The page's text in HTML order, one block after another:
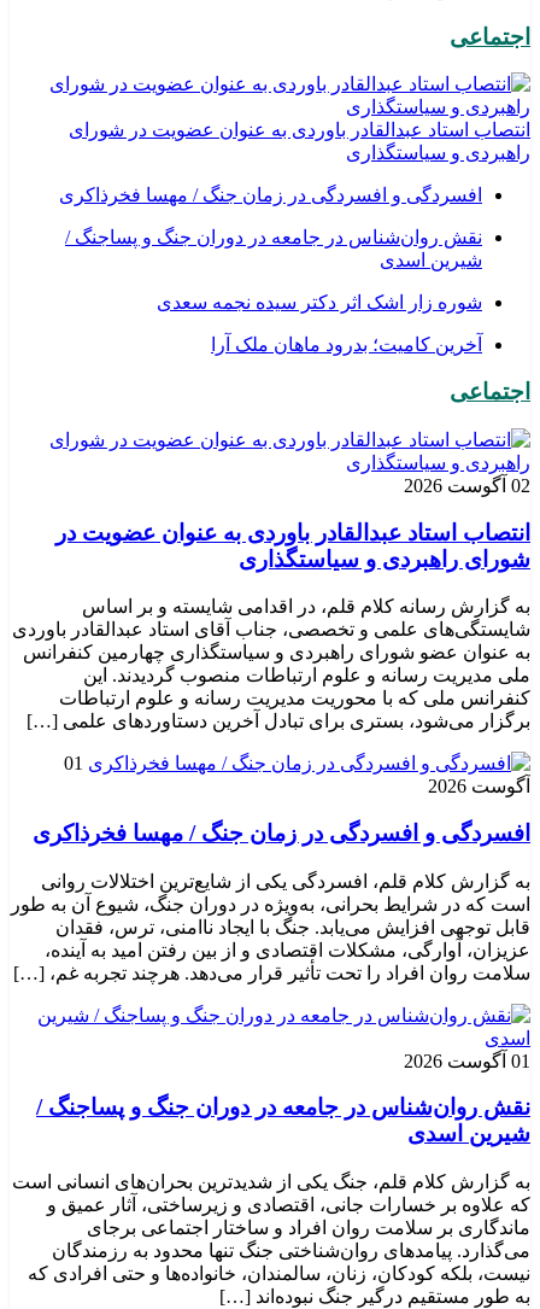
اجتماعی
انتصاب استاد عبدالقادر باوردی به عنوان عضویت در شورای
راهبردی و سیاستگذاری
افسردگی و افسردگی در زمان جنگ / مهسا فخرذاکری
نقش روان‌شناس در جامعه در دوران جنگ و پساجنگ /
شیرین اسدی
شوره زار اشک اثر دکتر سیده نجمه سعدی
​آخرین کامیت؛ بدرود ماهان ملک آرا
اجتماعی
02 آگوست 2026
انتصاب استاد عبدالقادر باوردی به عنوان عضویت در
شورای راهبردی و سیاستگذاری
به گزارش رسانه کلام قلم، در اقدامی شایسته و بر اساس
شایستگی‌های علمی و تخصصی، جناب آقای استاد عبدالقادر باوردی
به عنوان عضو شورای راهبردی و سیاستگذاری چهارمین کنفرانس
ملی مدیریت رسانه و علوم ارتباطات منصوب گردیدند. این
کنفرانس ملی که با محوریت مدیریت رسانه و علوم ارتباطات
برگزار می‌شود، بستری برای تبادل آخرین دستاوردهای علمی […]
01
آگوست 2026
افسردگی و افسردگی در زمان جنگ / مهسا فخرذاکری
به گزارش کلام قلم، افسردگی یکی از شایع‌ترین اختلالات روانی
است که در شرایط بحرانی، به‌ویژه در دوران جنگ، شیوع آن به طور
قابل توجهی افزایش می‌یابد. جنگ با ایجاد ناامنی، ترس، فقدان
عزیزان، آوارگی، مشکلات اقتصادی و از بین رفتن امید به آینده،
سلامت روان افراد را تحت تأثیر قرار می‌دهد. هرچند تجربه غم، […]
01 آگوست 2026
نقش روان‌شناس در جامعه در دوران جنگ و پساجنگ /
شیرین اسدی
به گزارش کلام قلم، جنگ یکی از شدیدترین بحران‌های انسانی است
که علاوه بر خسارات جانی، اقتصادی و زیرساختی، آثار عمیق و
ماندگاری بر سلامت روان افراد و ساختار اجتماعی برجای
می‌گذارد. پیامدهای روان‌شناختی جنگ تنها محدود به رزمندگان
نیست، بلکه کودکان، زنان، سالمندان، خانواده‌ها و حتی افرادی که
به طور مستقیم درگیر جنگ نبوده‌اند […]